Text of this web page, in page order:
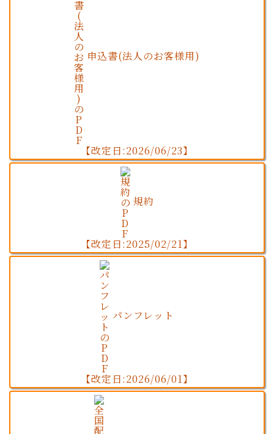
申込書(法人のお客様用)
【改定日:2026/06/23】
規約
【改定日:2025/02/21】
パンフレット
【改定日:2026/06/01】